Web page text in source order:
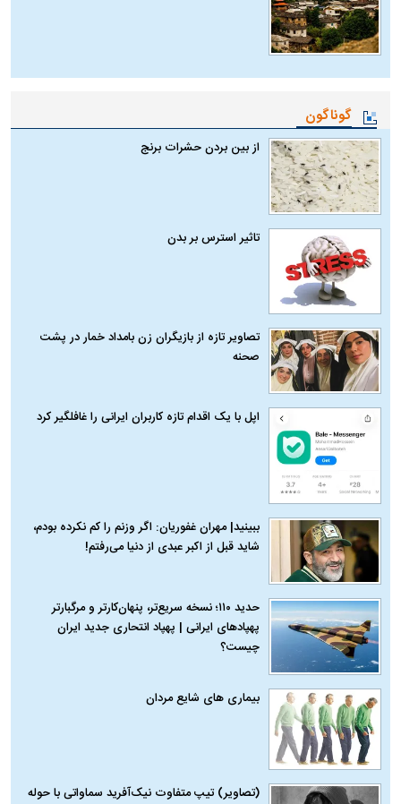
گوناگون
از بین بردن حشرات برنج
تاثیر استرس بر بدن
تصاویر تازه از بازیگران زن بامداد خمار در پشت
صحنه
اپل با یک اقدام تازه کاربران ایرانی را غافلگیر کرد
ببینید| مهران غفوریان: اگر وزنم را کم نکرده بودم،
شاید قبل از اکبر عبدی از دنیا می‌رفتم!
حدید ۱۱۰؛ نسخه سریع‌تر، پنهان‌کارتر و مرگبارتر
پهپادهای ایرانی | پهپاد انتحاری جدید ایران
چیست؟
بیماری‌ های شایع مردان
(تصاویر) تیپ متفاوت نیک‌آفرید سماواتی با حوله